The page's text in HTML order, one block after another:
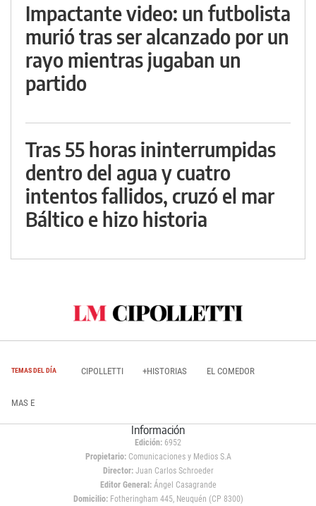
Impactante video: un futbolista
murió tras ser alcanzado por un
rayo mientras jugaban un
partido
Tras 55 horas ininterrumpidas
dentro del agua y cuatro
intentos fallidos, cruzó el mar
Báltico e hizo historia
TEMAS DEL DÍA CIPOLLETTI +HISTORIAS EL COMEDOR
MAS E
Información
Edición: 6952
Propietario:Comunicaciones y Medios S.A
Director: Juan Carlos Schroeder
Editor General:Ángel Casagrande
Domicilio:Fotheringham 445, Neuquén (CP 8300)